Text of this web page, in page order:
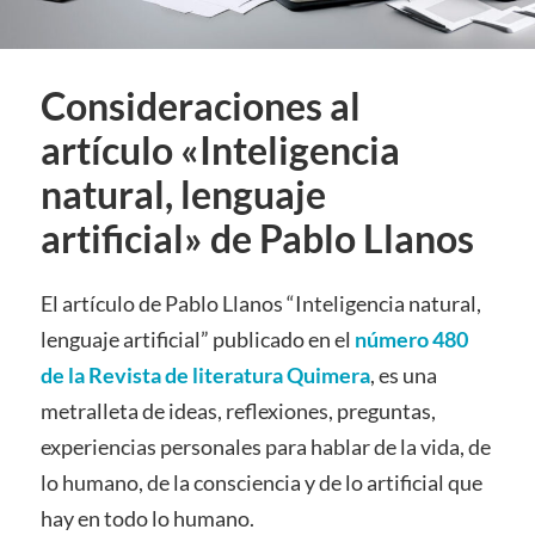
Consideraciones al
artículo «Inteligencia
natural, lenguaje
artificial» de Pablo Llanos
El artículo de Pablo Llanos “Inteligencia natural,
lenguaje artificial” publicado en el número 480
de la Revista de literatura Quimera, es una
metralleta de ideas, reflexiones, preguntas,
experiencias personales para hablar de la vida, de
lo humano, de la consciencia y de lo artificial que
hay en todo lo humano.